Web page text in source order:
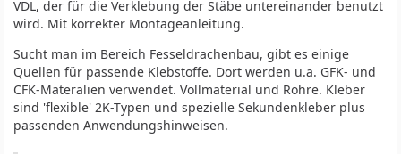
VDL, der für die Verklebung der Stäbe untereinander benutzt
wird. Mit korrekter Montageanleitung.
Sucht man im Bereich Fesseldrachenbau, gibt es einige
Quellen für passende Klebstoffe. Dort werden u.a. GFK- und
CFK-Materalien verwendet. Vollmaterial und Rohre. Kleber
sind 'flexible' 2K-Typen und spezielle Sekundenkleber plus
passenden Anwendungshinweisen.